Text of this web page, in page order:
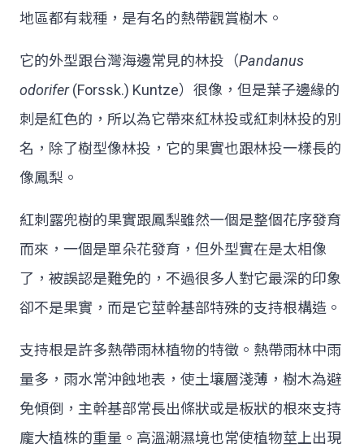
地區都有栽種，是有名的熱帶觀賞樹木。
它的外型跟台灣海邊常見的林投（Pandanus
odorifer(Forssk.) Kuntze）很像，但是葉子邊緣的
刺是紅色的，所以為它帶來紅林投或紅刺林投的別
名，除了樹型像林投，它的果實也跟林投一樣長的
像鳳梨。
紅刺露兜樹的果實跟鳳梨雖然一個是整個花序發育
而來，一個是單朵花發育，但外型實在是太相像
了，被誤認是難免的，不過很多人對它最深的印象
卻不是果實，而是它莖幹基部特殊的支持根構造。
支持根是許多熱帶雨林植物的特徵 。熱帶雨林中雨
量多，雨水常沖蝕地表，使土壤層淺薄，樹木為避
免傾倒，主幹基部常長出條狀或是板狀的根來支持
龐大植株的重量。高溫潮濕境也常使植物莖上出現